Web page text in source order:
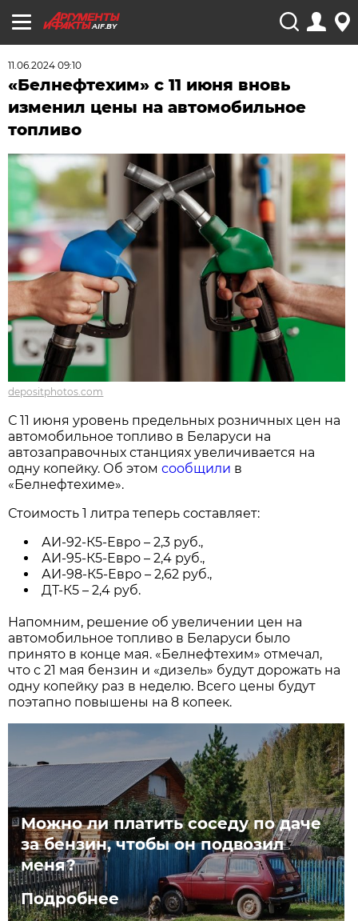
AIF.BY
11.06.2024 09:10
«Белнефтехим» с 11 июня вновь
изменил цены на автомобильное
топливо
depositphotos.com
С 11 июня уровень предельных розничных цен на
автомобильное топливо в Беларуси на
автозаправочных станциях увеличивается на
одну копейку. Об этомсообщили в
«Белнефтехиме».
Стоимость 1 литра теперь составляет:
АИ-92-К5-Евро – 2,3 руб.,
АИ-95-К5-Евро – 2,4 руб.,
АИ-98-К5-Евро – 2,62 руб.,
ДТ-К5 – 2,4 руб.
Напомним, решение об увеличении цен на
автомобильное топливо в Беларуси было
принято в конце мая. «Белнефтехим» отмечал,
что с 21 мая бензин и «дизель» будут дорожать на
одну копейку раз в неделю. Всего цены будут
поэтапно повышены на 8 копеек.
Можно ли платить соседу по даче
за бензин, чтобы он подвозил
меня?
Подробнее